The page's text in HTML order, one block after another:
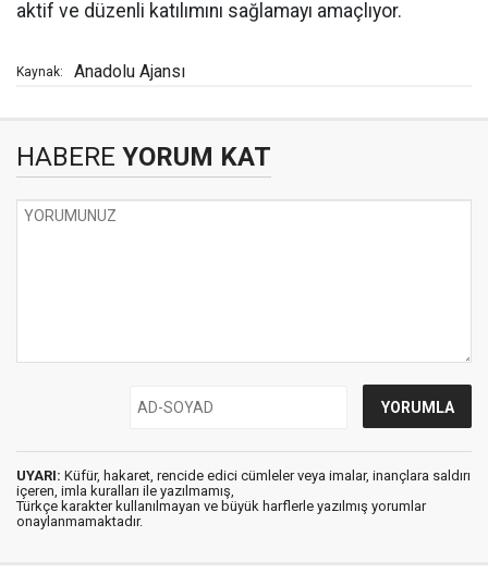
aktif ve düzenli katılımını sağlamayı amaçlıyor.
Kaynak: Anadolu Ajansı
HABERE YORUM KAT
UYARI: Küfür, hakaret, rencide edici cümleler veya imalar, inançlara saldırı
içeren, imla kuralları ile yazılmamış,
Türkçe karakter kullanılmayan ve büyük harflerle yazılmış yorumlar
onaylanmamaktadır.